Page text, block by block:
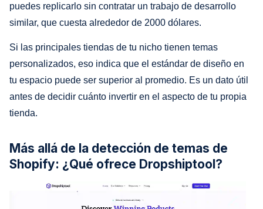
puedes replicarlo sin contratar un trabajo de desarrollo
similar, que cuesta alrededor de 2000 dólares.
Si las principales tiendas de tu nicho tienen temas
personalizados, eso indica que el estándar de diseño en
tu espacio puede ser superior al promedio. Es un dato útil
antes de decidir cuánto invertir en el aspecto de tu propia
tienda.
Más allá de la detección de temas de
Shopify: ¿Qué ofrece Dropshiptool?